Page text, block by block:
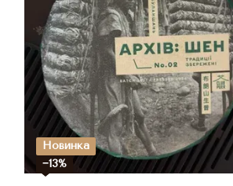
Новинка
−13%